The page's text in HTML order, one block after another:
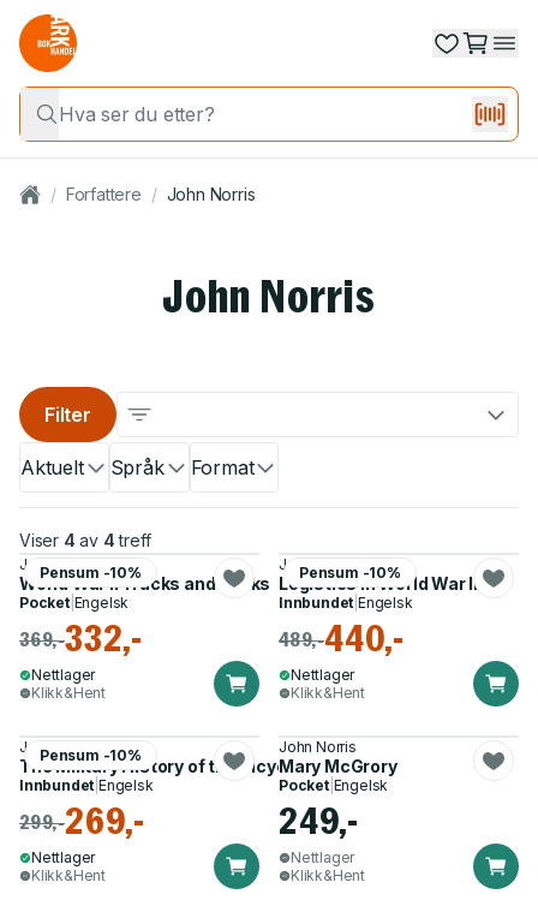
/ Forfattere / John Norris
John Norris
Aktuelt Språk Format
Filter
Viser 4 av 4 treff
Pensum -10%
John Norris
World War II Trucks and Tanks
Pocket| Engelsk
369,-332,-
Nettlager
Klikk&Hent
Pensum -10%
John Norris
Logistics in World War II
Innbundet |Engelsk
489,-440,-
Nettlager
Klikk&Hent
Pensum -10%
John Norris
The Military History of the Bicycle
Innbundet |Engelsk
299,-269,-
Nettlager
Klikk&Hent
John Norris
Mary McGrory
Pocket| Engelsk
249,-
Nettlager
Klikk&Hent